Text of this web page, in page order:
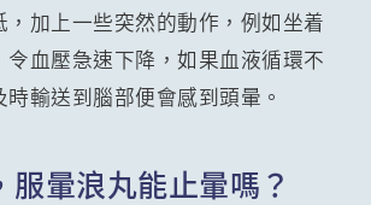
，加上一些突然的動作，例如坐着
令血壓急速下降，如果血液循環不
輸送到腦部便會感到頭暈。
服暈浪丸能止暈嗎？